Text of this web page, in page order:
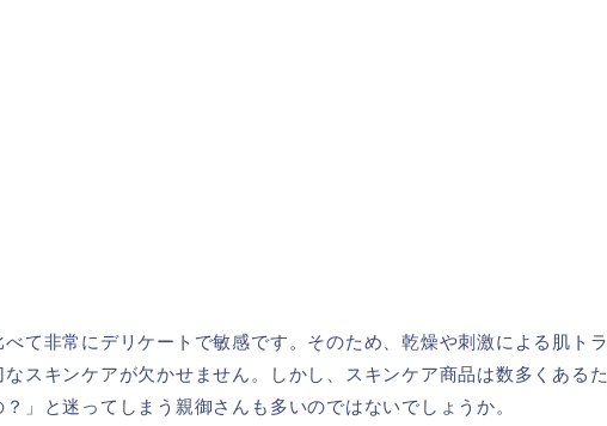
て非常にデリケートで敏感です。そのため、乾燥や刺激による肌トラ
スキンケアが欠かせません。しかし、スキンケア商品は数多くあるた
」と迷ってしまう親御さんも多いのではないでしょうか。